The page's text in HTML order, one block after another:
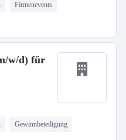
Firmenevents
w/d) für
Gewinnbeteiligung